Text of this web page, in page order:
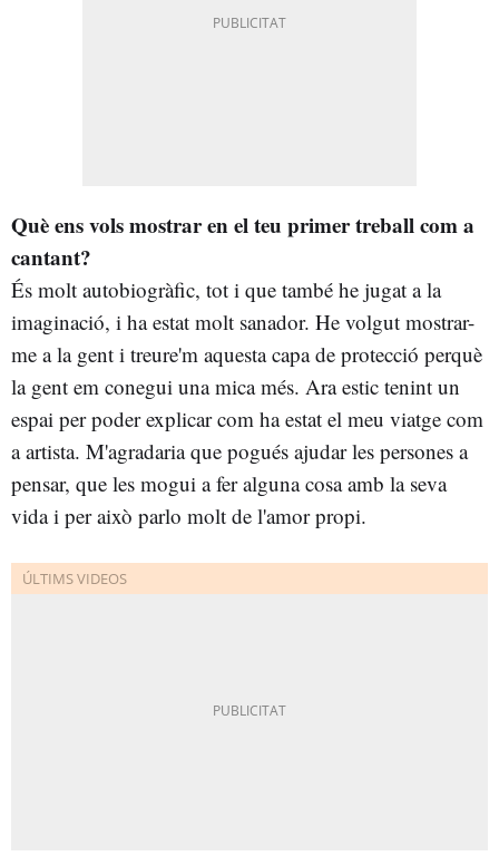
Què ens vols mostrar en el teu primer treball com a
cantant?
És molt autobiogràfic, tot i que també he jugat a la
imaginació, i ha estat molt sanador. He volgut mostrar-
me a la gent i treure'm aquesta capa de protecció perquè
la gent em conegui una mica més. Ara estic tenint un
espai per poder explicar com ha estat el meu viatge com
a artista. M'agradaria que pogués ajudar les persones a
pensar, que les mogui a fer alguna cosa amb la seva
vida i per això parlo molt de l'amor propi.